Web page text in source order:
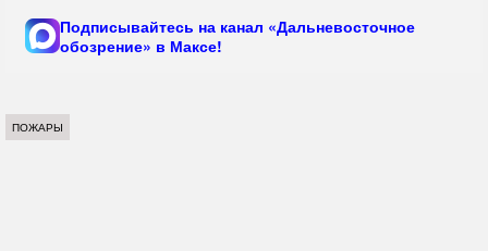
Подписывайтесь на канал «Дальневосточное
обозрение» в Максе!
ПОЖАРЫ